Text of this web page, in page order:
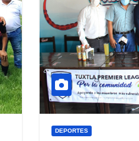
DEPORTES